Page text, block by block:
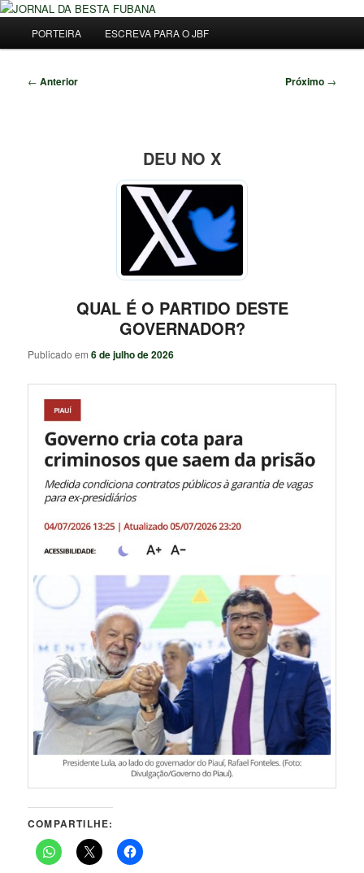
Pular
principal
JORNAL DA BESTA FUBANA
Uma Gazeta Escrota
principal
PORTEIRA ESCREVA PARA O JBF
Navegação
← Anterior Próximo →
DEU NO X
QUAL É O PARTIDO DESTE
GOVERNADOR?
Publicado em6 de julho de 2026
COMPARTILHE: